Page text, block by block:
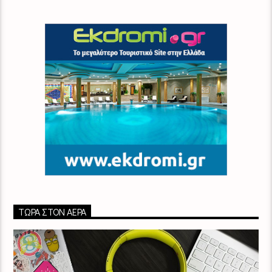
ΤΏΡΑ ΣΤΟΝ ΑΈΡΑ